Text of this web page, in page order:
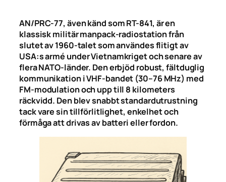
AN/PRC-77, även känd som RT-841, är en
klassisk militär manpack-radiostation från
slutet av 1960-talet som användes flitigt av
USA:s armé under Vietnamkriget och senare av
flera NATO-länder. Den erbjöd robust, fältduglig
kommunikation i VHF-bandet (30–76 MHz) med
FM-modulation och upp till 8 kilometers
räckvidd. Den blev snabbt standardutrustning
tack vare sin tillförlitlighet, enkelhet och
förmåga att drivas av batteri eller fordon.